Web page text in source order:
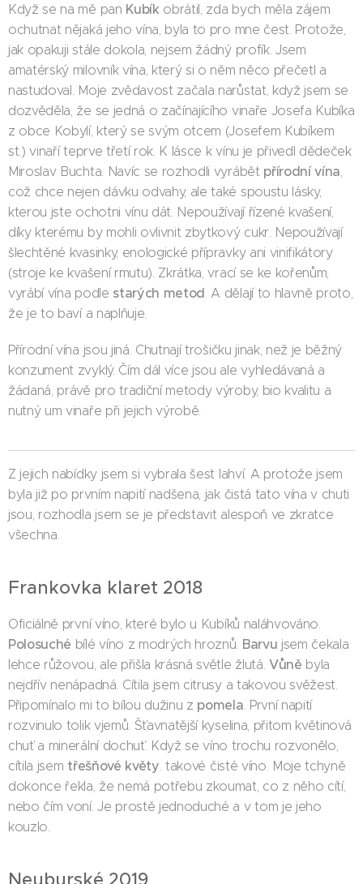
Když se na mě pan Kubík obrátil, zda bych měla zájem
ochutnat nějaká jeho vína, byla to pro mne čest. Protože,
jak opakuji stále dokola, nejsem žádný profík. Jsem
amatérský milovník vína, který si o něm něco přečetl a
nastudoval. Moje zvědavost začala narůstat, když jsem se
dozvěděla, že se jedná o začínajícího vinaře Josefa Kubíka
z obce Kobylí, který se svým otcem (Josefem Kubíkem
st.) vinaří teprve třetí rok. K lásce k vínu je přivedl dědeček
Miroslav Buchta. Navíc se rozhodli vyrábět přírodní vína,
což chce nejen dávku odvahy, ale také spoustu lásky,
kterou jste ochotni vínu dát. Nepoužívají řízené kvašení,
díky kterému by mohli ovlivnit zbytkový cukr. Nepoužívají
šlechtěné kvasinky, enologické přípravky ani vinifikátory
(stroje ke kvašení rmutu). Zkrátka, vrací se ke kořenům,
vyrábí vína podle starých metod. A dělají to hlavně proto,
že je to baví a naplňuje.
Přírodní vína jsou jiná. Chutnají trošičku jinak, než je běžný
konzument zvyklý. Čím dál více jsou ale vyhledávaná a
žádaná, právě pro tradiční metody výroby, bio kvalitu a
nutný um vinaře při jejich výrobě.
Z jejich nabídky jsem si vybrala šest lahví. A protože jsem
byla již po prvním napití nadšena, jak čistá tato vína v chuti
jsou, rozhodla jsem se je představit alespoň ve zkratce
všechna.
Frankovka klaret 2018
Oficiálně první víno, které bylo u Kubíků naláhvováno.
Polosuché bílé víno z modrých hroznů. Barvu jsem čekala
lehce růžovou, ale přišla krásná světle žlutá. Vůně byla
nejdřív nenápadná. Cítila jsem citrusy a takovou svěžest.
Připomínalo mi to bílou dužinu z pomela. První napití
rozvinulo tolik vjemů. Šťavnatější kyselina, přitom květinová
chuť a minerální dochuť. Když se víno trochu rozvonělo,
cítila jsem třešňové květy. takové čisté víno. Moje tchyně
dokonce řekla, že nemá potřebu zkoumat, co z něho cítí,
nebo čím voní. Je prostě jednoduché a v tom je jeho
kouzlo.